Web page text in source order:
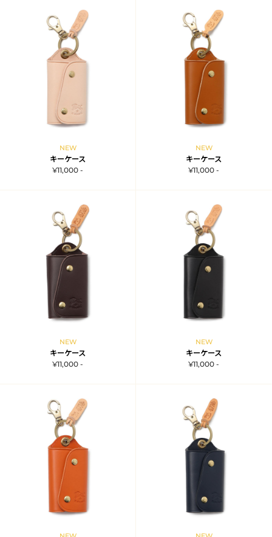
NEW
キーケース
¥11,000 -
NEW
キーケース
¥11,000 -
NEW
キーケース
¥11,000 -
NEW
キーケース
¥11,000 -